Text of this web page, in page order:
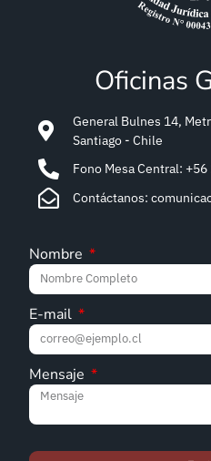
Oficinas
General Bulnes 14,
Santiago - Chile
Fono Mesa Central:
Contáctanos:
Nombre
E-mail
Mensaje